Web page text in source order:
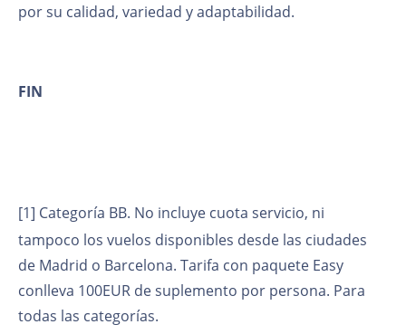
por su calidad, variedad y adaptabilidad.
FIN
[1] Categoría BB. No incluye cuota servicio, ni
tampoco los vuelos disponibles desde las ciudades
de Madrid o Barcelona. Tarifa con paquete Easy
conlleva 100EUR de suplemento por persona. Para
todas las categorías.